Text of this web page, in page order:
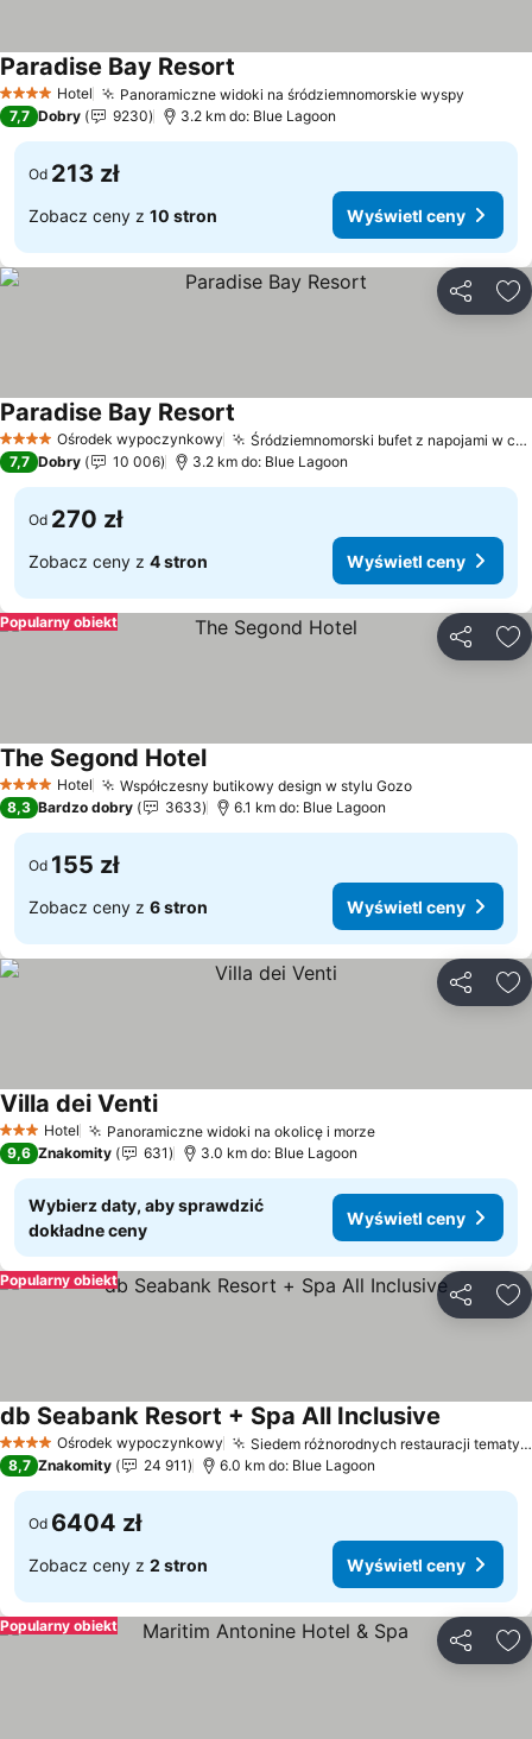
4 KategoriaHotel Panoramiczne widoki na śródziemnomorskie wyspy
Paradise Bay Resort
7,7 Dobry 9230 3.2 km do: Blue Lagoon
Od 213 zł
Zobacz ceny z 10 stron Wyświetl ceny
4 KategoriaOśrodek wypoczynkowy Śródziemnomorski bufet z napojami w cenie
Paradise Bay Resort
7,7 Dobry 10 006 3.2 km do: Blue Lagoon
Od 270 zł
Zobacz ceny z 4 stron Wyświetl ceny
Popularny obiekt
4 KategoriaHotel Współczesny butikowy design w stylu Gozo
The Segond Hotel
8,3 Bardzo dobry 3633 6.1 km do: Blue Lagoon
Od 155 zł
Zobacz ceny z 6 stron Wyświetl ceny
3 Kategoria
Hotel Panoramiczne widoki na okolicę i morze
Villa dei Venti
9,6 Znakomity 631 3.0 km do: Blue Lagoon
Wybierz daty, aby sprawdzić
dokładne ceny
Wyświetl ceny
Popularny obiekt
4 KategoriaOśrodek wypoczynkowy Siedem różnorodnych restauracji tematycznych
db Seabank Resort + Spa All Inclusive
8,7 Znakomity 24 911 6.0 km do: Blue Lagoon
Od 6404 zł
Zobacz ceny z 2 stron Wyświetl ceny
Popularny obiekt